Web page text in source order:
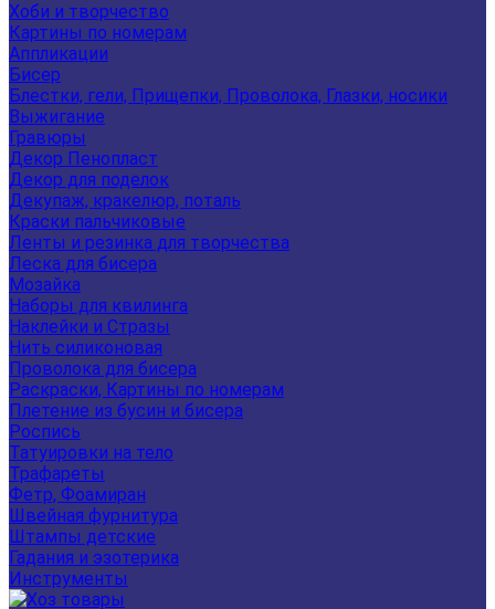
Хоби и творчество
Картины по номерам
Аппликации
Бисер
Блестки, гели, Прищепки, Проволока, Глазки, носики
Выжигание
Гравюры
Декор Пенопласт
Декор для поделок
Декупаж, кракелюр, поталь
Краски пальчиковые
Ленты и резинка для творчества
Леска для бисера
Мозайка
Наборы для квилинга
Наклейки и Стразы
Нить силиконовая
Проволока для бисера
Раскраски, Картины по номерам
Плетение из бусин и бисера
Роспись
Татуировки на тело
Трафареты
Фетр, Фоамиран
Швейная фурнитура
Штампы детские
Гадания и эзотерика
Инструменты